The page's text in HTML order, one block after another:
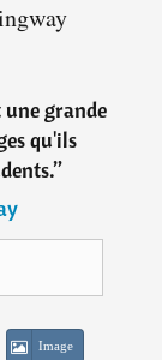
une grande
qu'ils
”
Image